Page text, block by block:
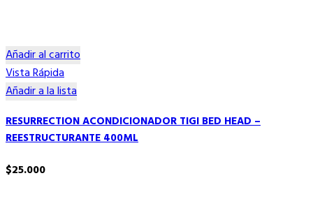
Añadir al carrito
Vista Rápida
Añadir a la lista
RESURRECTION ACONDICIONADOR TIGI BED HEAD –
REESTRUCTURANTE 400ML
$25.000